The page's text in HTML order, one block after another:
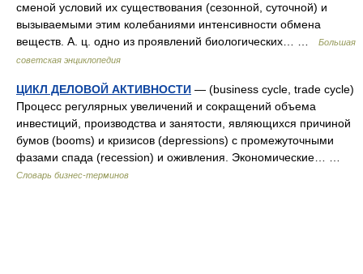
сменой условий их существования (сезонной, суточной) и
вызываемыми этим колебаниями интенсивности обмена
веществ. А. ц. одно из проявлений биологических… …
Большая
советская энциклопедия
ЦИКЛ ДЕЛОВОЙ АКТИВНОСТИ — (business cycle, trade cycle)
Процесс регулярных увеличений и сокращений объема
инвестиций, производства и занятости, являющихся причиной
бумов (booms) и кризисов (depressions) c промежуточными
фазами спада (recession) и оживления. Экономические… …
Словарь бизнес-терминов